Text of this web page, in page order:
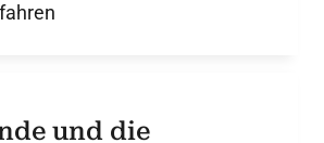
und die